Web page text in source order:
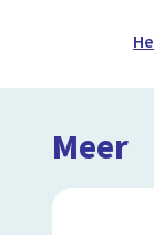
Meer